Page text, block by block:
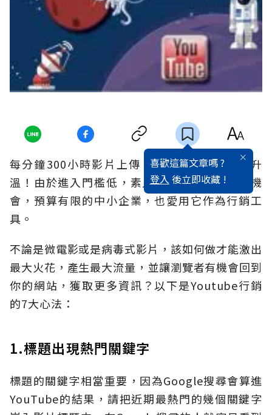
喜歡這篇文章嗎 ?
登入 後立即收藏 !
每分鐘300小時影片上傳，Youtube魅力持續升
溫！由於進入門檻低，素人愛用它尋求暴紅的機
會，預算有限的中小企業，也愛用它作為行銷工
具。
不論是微電影或是病毒式影片，該如何做才能激出
最大火花，產生最大流量，並讓瀏覽者有機會回到
你的網站，獲取更多資訊？以下是Youtube行銷
的7大心法：
1.標題出現熱門關鍵字
標題的關鍵字相當重要，因為Google搜尋會算進
YouTube的結果，請把近期最熱門的幾個關鍵字